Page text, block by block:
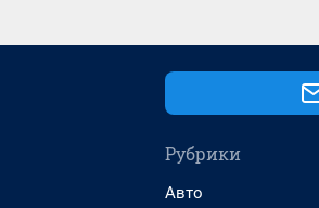
Рубрики
Авто